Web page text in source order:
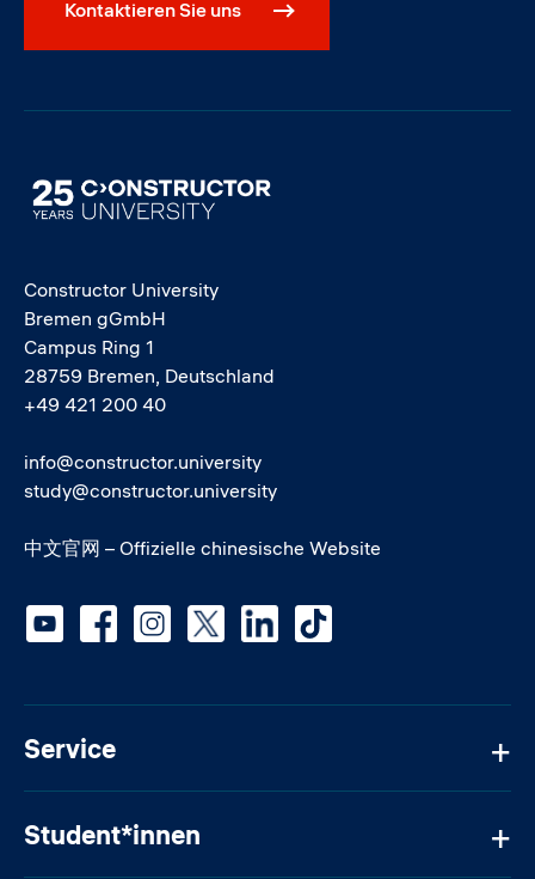
Kontaktieren Sie uns
Image
Constructor University
Bremen gGmbH
Campus Ring 1
28759 Bremen, Deutschland
+49 421 200 40
info@constructor.university
study@constructor.university
中文官网 – Offizielle chinesische Website
Service
Student*innen
Social media